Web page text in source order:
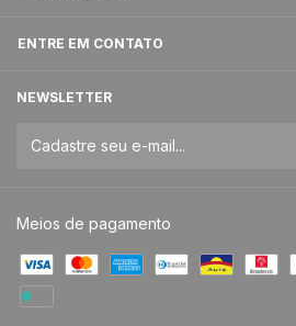
ENTRE EM CONTATO
NEWSLETTER
Meios de pagamento